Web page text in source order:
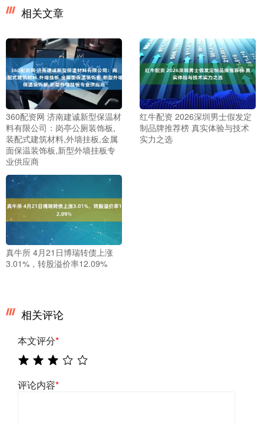
相关文章
360配资网 济南建诚新型保温材
料有限公司：岗亭公厕装饰板,
装配式建筑材料,外墙挂板,金属
面保温装饰板,新型外墙挂板专
业供应商
红牛配资 2026深圳男士假发定
制品牌推荐榜 真实体验与技术
实力之选
真牛所 4月21日博瑞转债上涨
3.01%，转股溢价率12.09%
相关评论
本文评分*
评论内容*